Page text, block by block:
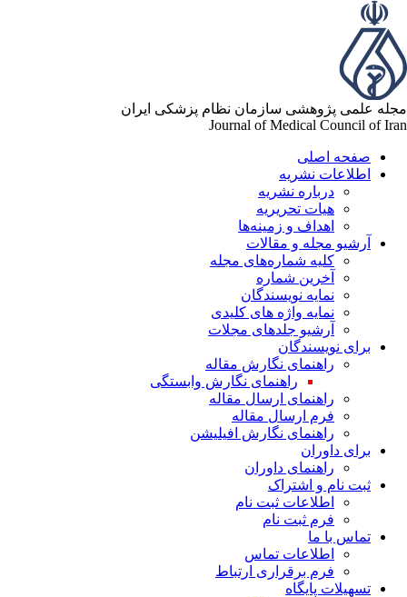
علمی پژوهشی سازمان نظام پزشکی ایران
Journal of Medical Council of
صفحه اصلی
اطلاعات نشریه
درباره نشریه
هیات تحریریه
اهداف و زمینه‌ها
آرشیو مجله و مقالات
کلیه شماره‌های مجله
آخرین شماره
نمایه نویسندگان
نمایه واژه های کلیدی
آرشیو جلدهای مجلات
برای نویسندگان
راهنمای نگارش مقاله
راهنمای نگارش وابستگی
راهنمای ارسال مقاله
فرم ارسال مقاله
راهنمای نگارش افیلیشن
برای داوران
راهنمای داوران
ثبت نام و اشتراک
اطلاعات ثبت نام
فرم ثبت نام
تماس با ما
اطلاعات تماس
فرم برقراری ارتباط
تسهیلات پایگاه